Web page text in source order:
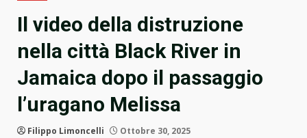
Il video della distruzione
nella città Black River in
Jamaica dopo il passaggio
l’uragano Melissa
Filippo Limoncelli Ottobre 30, 2025